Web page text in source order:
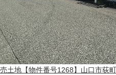
売土地 【物件番号1268】山口市